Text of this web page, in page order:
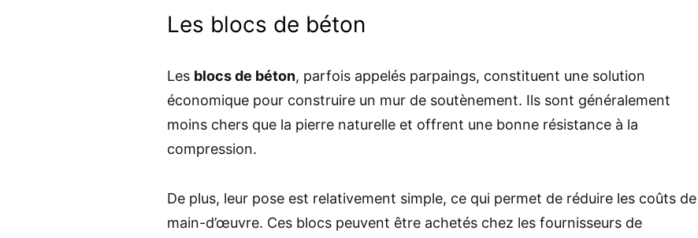
Les blocs de béton
Les blocs de béton, parfois appelés parpaings, constituent une solution
économique pour construire un mur de soutènement. Ils sont généralement
moins chers que la pierre naturelle et offrent une bonne résistance à la
compression.
De plus, leur pose est relativement simple, ce qui permet de réduire les coûts de
main-d’œuvre. Ces blocs peuvent être achetés chez les fournisseurs de